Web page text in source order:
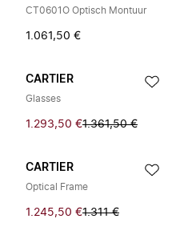
CT0601O Optisch Montuur
1.061,50 €
CARTIER
Glasses
1.293,50 €1.361,50 €
CARTIER
Optical Frame
1.245,50 €1.311 €